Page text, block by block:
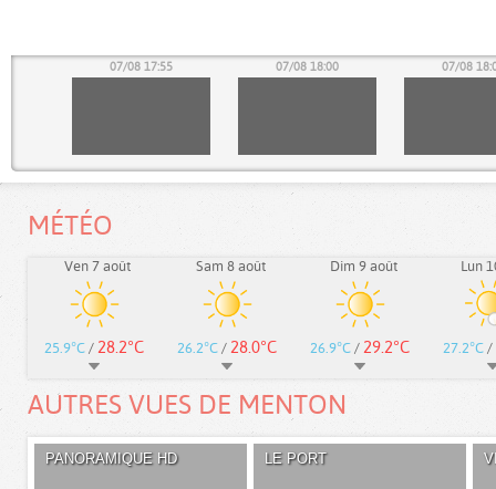
07/08 17:55 07/08 18:00 07/08
MÉTÉO
Ven 7 août
25.9°C / 28.2°C
Sam 8 août
26.2°C / 28.0°C
Dim 9 août
26.9°C / 29.2°C
Lun
27.2°C /
AUTRES VUES DE MENTON
PANORAMIQUE HD LE PORT